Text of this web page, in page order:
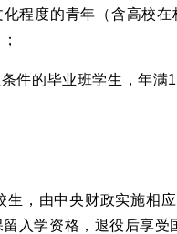
程度的青年（含高校
件的毕业班学生，年满
，由中央财政实施相
入学资格，退役后享受